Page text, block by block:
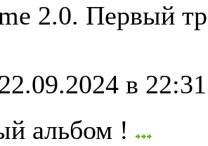
2.0. Первый
в 22:31
альбом !